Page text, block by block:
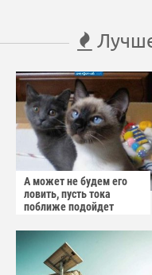
А может не будем его
ловить, пусть тока
поближе подойдет